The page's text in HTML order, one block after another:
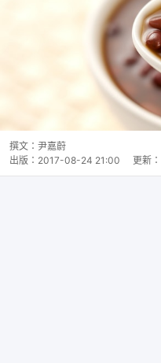
撰文： 尹嘉蔚
出版： 2017-08-24 21:00 更新：